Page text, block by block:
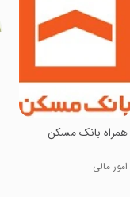
همراه بانک مسکن
امور مالی